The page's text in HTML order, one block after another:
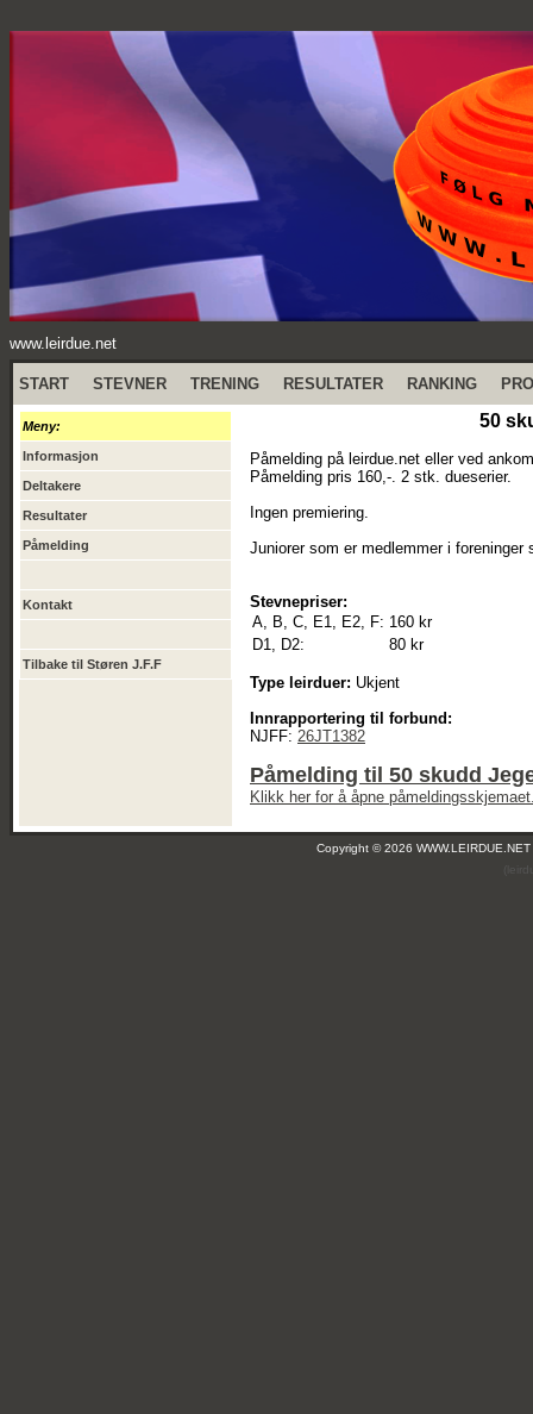
www.leirdue.net
START STEVNER TRENING RESULTATER RANKING
Meny:
Informasjon
Deltakere
Resultater
Påmelding
Kontakt
Tilbake til Støren J.F.F
50
Påmelding på leirdue.net eller ved
Påmelding pris 160,-. 2 stk. dueserier.
Ingen premiering.
Juniorer som er medlemmer i
Stevnepriser:
A, B, C, E1, E2, F: 160 kr
D1, D2:
80 kr
Type leirduer: Ukjent
Innrapportering til forbund:
NJFF: 26JT1382
Påmelding til 50 skudd
Klikk her for å åpne
Copyright © 2026